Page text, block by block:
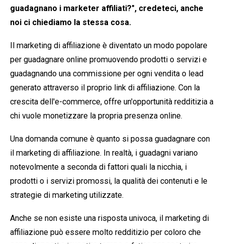
guadagnano i marketer affiliati?", credeteci, anche
noi ci chiediamo la stessa cosa.
Il marketing di affiliazione è diventato un modo popolare
per guadagnare online promuovendo prodotti o servizi e
guadagnando una commissione per ogni vendita o lead
generato attraverso il proprio link di affiliazione. Con la
crescita dell'e-commerce, offre un'opportunità redditizia a
chi vuole monetizzare la propria presenza online.
Una domanda comune è quanto si possa guadagnare con
il marketing di affiliazione. In realtà, i guadagni variano
notevolmente a seconda di fattori quali la nicchia, i
prodotti o i servizi promossi, la qualità dei contenuti e le
strategie di marketing utilizzate.
Anche se non esiste una risposta univoca, il marketing di
affiliazione può essere molto redditizio per coloro che